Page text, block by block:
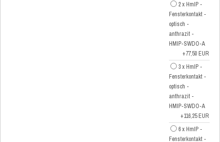
2 x HmIP -
Fensterkontakt -
optisch -
anthrazit -
HMIP-SWDO-A
+77,50 EUR
3 x HmIP -
Fensterkontakt -
optisch -
anthrazit -
HMIP-SWDO-A
+116,25 EUR
6 x HmIP -
Fensterkontakt -